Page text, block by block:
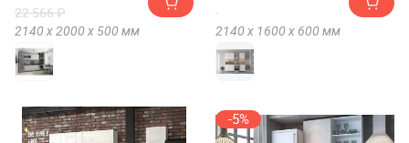
22 566 ₽
2140 х2000 х 500 мм 2140 х 1600 х 600 мм
-5%